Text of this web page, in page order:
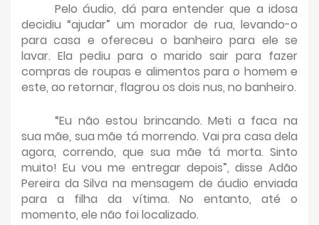
Pelo áudio, dá para entender que a idosa
decidiu “ajudar” um morador de rua, levando-o
para casa e ofereceu o banheiro para ele se
lavar. Ela pediu para o marido sair para fazer
compras de roupas e alimentos para o homem e
este, ao retornar, flagrou os dois nus, no banheiro.
“Eu não estou brincando. Meti a faca na
sua mãe, sua mãe tá morrendo. Vai pra casa dela
agora, correndo, que sua mãe tá morta. Sinto
muito! Eu vou me entregar depois”, disse Adão
Pereira da Silva na mensagem de áudio enviada
para a filha da vítima. No entanto, até o
momento, ele não foi localizado.